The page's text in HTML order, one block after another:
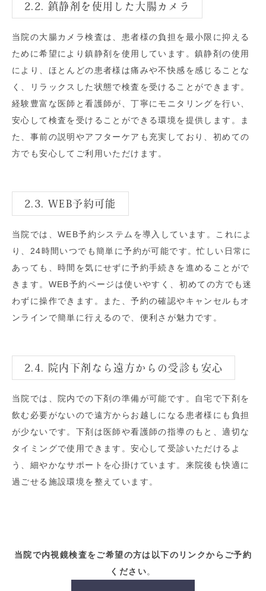
2.2. 鎮静剤を使用した大腸カメラ
当院の大腸カメラ検査は、患者様の負担を最小限に抑える
ために希望により鎮静剤を使用しています。鎮静剤の使用
により、ほとんどの患者様は痛みや不快感を感じることな
く、リラックスした状態で検査を受けることができます。
経験豊富な医師と看護師が、丁寧にモニタリングを行い、
安心して検査を受けることができる環境を提供します。ま
た、事前の説明やアフターケアも充実しており、初めての
方でも安心してご利用いただけます。
2.3. WEB予約可能
当院では、WEB予約システムを導入しています。これによ
り、24時間いつでも簡単に予約が可能です。忙しい日常に
あっても、時間を気にせずに予約手続きを進めることがで
きます。WEB予約ページは使いやすく、初めての方でも迷
わずに操作できます。また、予約の確認やキャンセルもオ
ンラインで簡単に行えるので、便利さが魅力です。
2.4. 院内下剤なら遠方からの受診も安心
当院では、院内での下剤の準備が可能です。自宅で下剤を
飲む必要がないので遠方からお越しになる患者様にも負担
が少ないです。下剤は医師や看護師の指導のもと、適切な
タイミングで使用できます。安心して受診いただけるよ
う、細やかなサポートを心掛けています。来院後も快適に
過ごせる施設環境を整えています。
当院で内視鏡検査をご希望の方は以下のリンクからご予約
ください。